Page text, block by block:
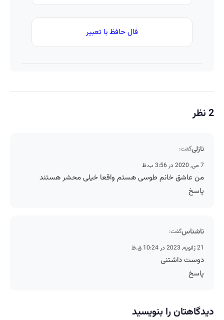
فال حافظ با تعبیر
2 نظر
نازلیگفت:
7 می, 2020 در 3:56 ب.ظ
من عاشق خانم طوسی هستم واقعا خیلی محشر هستند
پاسخ
ناشناسگفت:
21 ژانویه, 2023 در 10:24 ق.ظ
دوست داشتنی
پاسخ
دیدگاهتان را بنویسید